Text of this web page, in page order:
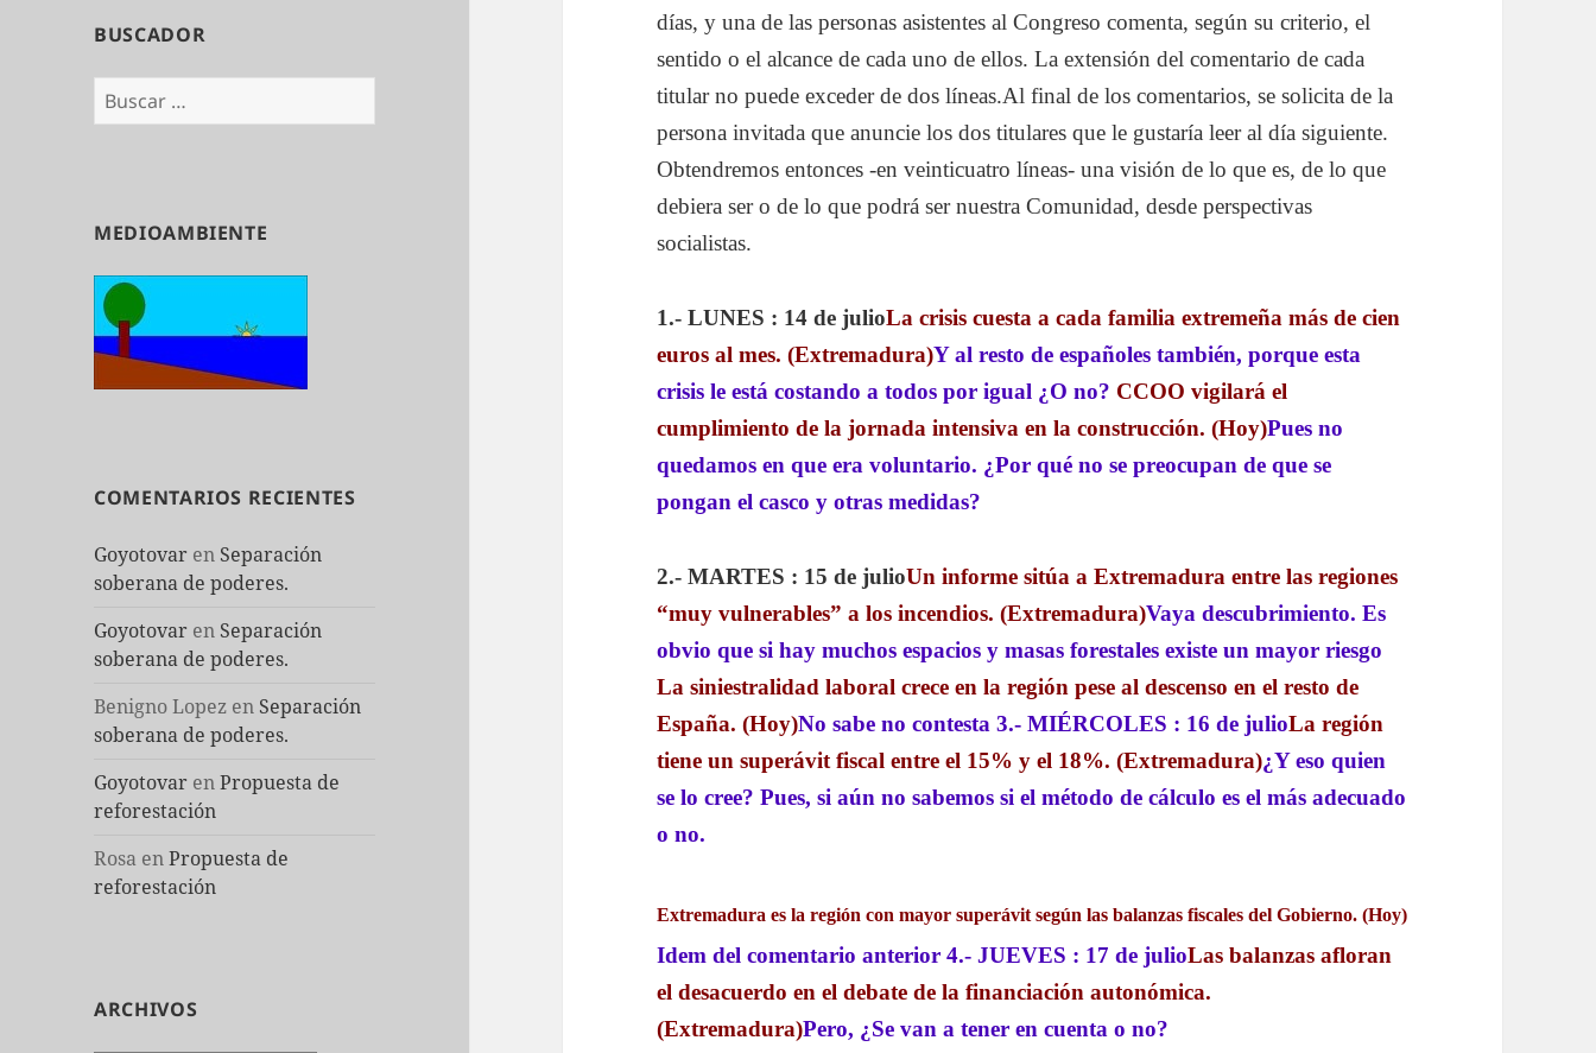
BUSCADOR
Buscar:
MEDIOAMBIENTE
COMENTARIOS RECIENTES
Goyotovar en Separación
soberana de poderes.
Goyotovar en Separación
soberana de poderes.
Benigno Lopez en Separación
soberana de poderes.
Goyotovar enPropuesta de
reforestación
Rosa enPropuesta de
reforestación
ARCHIVOS
días, y una de las personas asistentes al Congreso comenta, según su criterio, el
sentido o el alcance de cada uno de ellos. La extensión del comentario de cada
titular no puede exceder de dos líneas.Al final de los comentarios, se solicita de la
persona invitada que anuncie los dos titulares que le gustaría leer al día siguiente.
Obtendremos entonces -en veinticuatro líneas- una visión de lo que es, de lo que
debiera ser o de lo que podrá ser nuestra Comunidad, desde perspectivas
socialistas.
1.- LUNES : 14 de julioLa crisis cuesta a cada familia extremeña más de cien
euros al mes. (Extremadura)Y al resto de españoles también, porque esta
crisis le está costando a todos por igual ¿O no? CCOO vigilará el
cumplimiento de la jornada intensiva en la construcción. (Hoy)Pues no
quedamos en que era voluntario. ¿Por qué no se preocupan de que se
pongan el casco y otras medidas?
2.- MARTES : 15 de julioUn informe sitúa a Extremadura entre las regiones
“muy vulnerables” a los incendios. (Extremadura)Vaya descubrimiento. Es
obvio que si hay muchos espacios y masas forestales existe un mayor riesgo
La siniestralidad laboral crece en la región pese al descenso en el resto de
España. (Hoy)No sabe no contesta 3.- MIÉRCOLES : 16 de julioLa región
tiene un superávit fiscal entre el 15% y el 18%. (Extremadura)¿Y eso quien
se lo cree? Pues, si aún no sabemos si el método de cálculo es el más adecuado
o no.
Extremadura es la región con mayor superávit según las balanzas fiscales del Gobierno. (Hoy)
Idem del comentario anterior 4.- JUEVES : 17 de julioLas balanzas afloran
el desacuerdo en el debate de la financiación autonómica.
(Extremadura)Pero, ¿Se van a tener en cuenta o no?